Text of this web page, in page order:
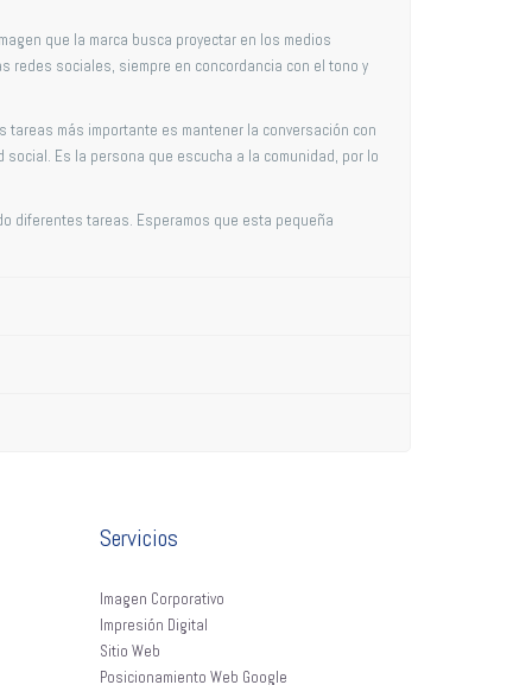
que la marca busca proyectar en los medios
redes sociales, siempre en concordancia con el tono y
más importante es mantener la conversación con
Es la persona que escucha a la comunidad, por lo
diferentes tareas. Esperamos que esta pequeña
Servicios
Imagen Corporativo
Impresión Digital
Sitio Web
Posicionamiento Web Google